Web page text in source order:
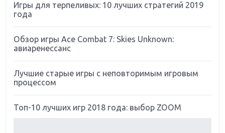
Игры для терпеливых: 10 лучших стратегий 2019
года
Обзор игры Ace Combat 7: Skies Unknown:
авиаренессанс
Лучшие старые игры с неповторимым игровым
процессом
Топ-10 лучших игр 2018 года: выбор ZOOM